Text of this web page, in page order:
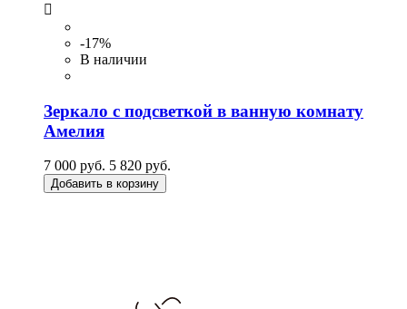

-17%
В наличии
Зеркало с подсветкой в ванную комнату
Амелия
7 000 руб. 5 820 руб.
Добавить в корзину